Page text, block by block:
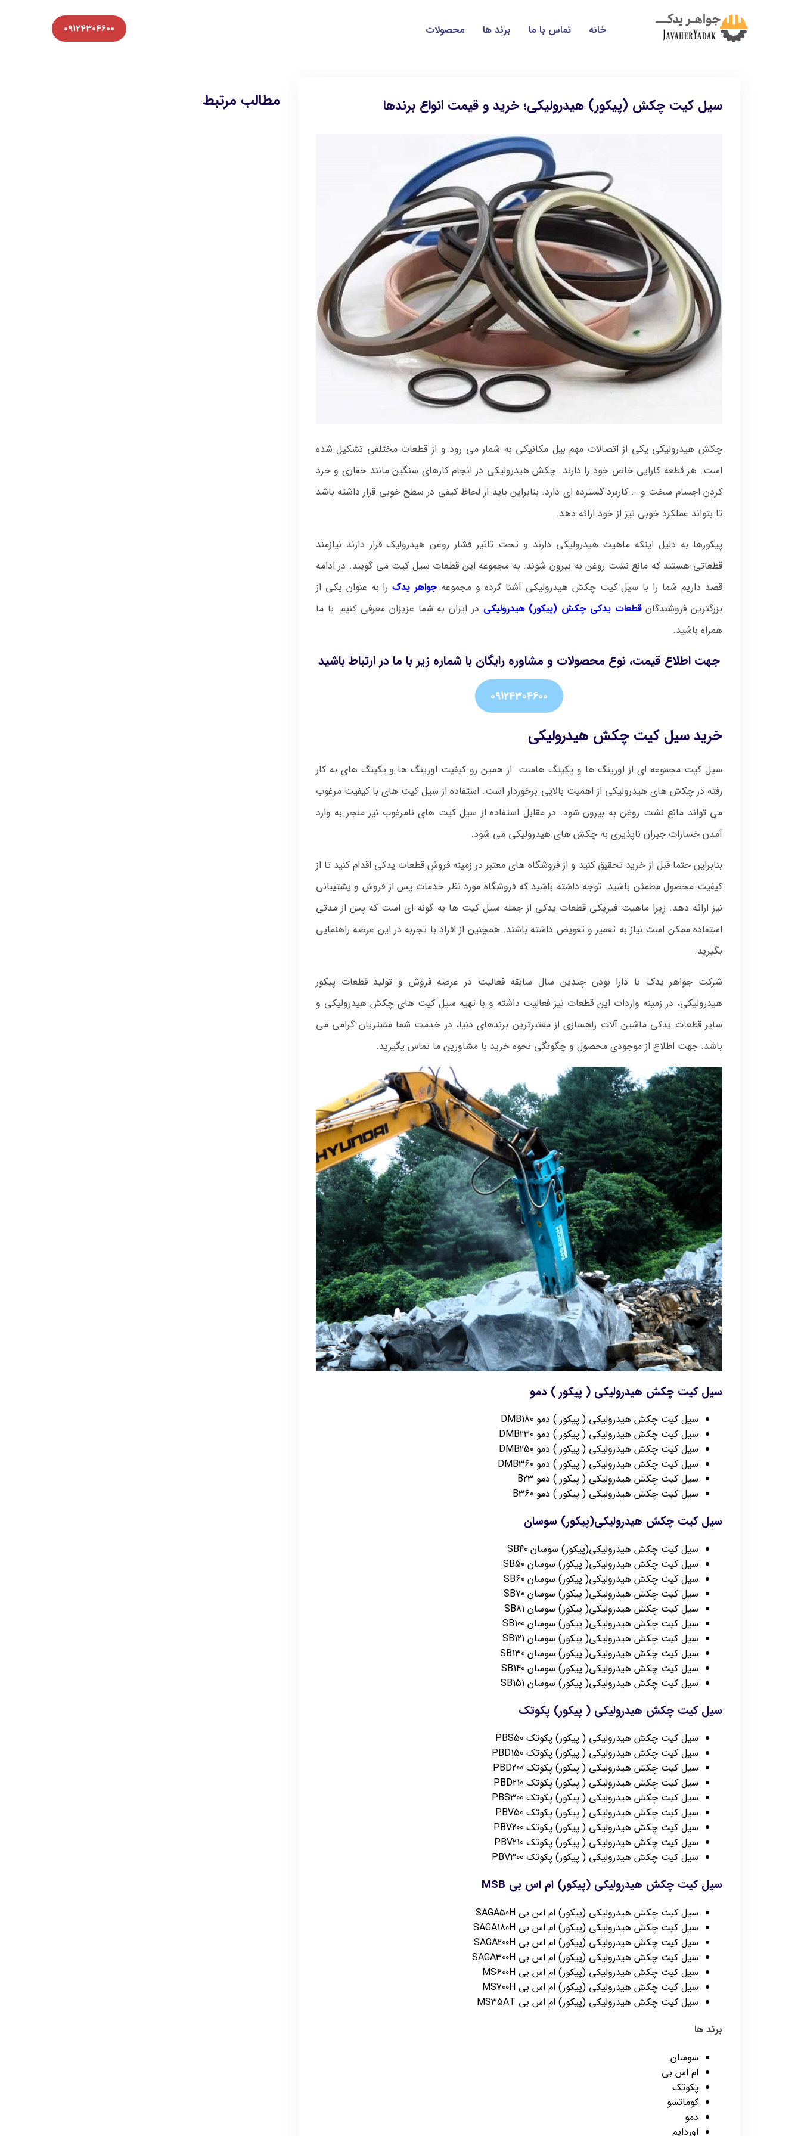
خانه تماس با ما برند ها محصولات 09124304600
سیل کیت چکش (پیکور) هیدرولیکی؛ خرید و قیمت انواع برندها
چکش هیدرولیکی یکی از اتصالات مهم بیل مکانیکی به شمار می رود و از قطعات مختلفی تشکیل شده
است. هر قطعه کارایی خاص خود را دارند. چکش هیدرولیکی در انجام کارهای سنگین مانند حفاری و خرد
کردن اجسام سخت و … کاربرد گسترده ای دارد. بنابراین باید از لحاظ کیفی در سطح خوبی قرار داشته باشد
تا بتواند عملکرد خوبی نیز از خود ارائه دهد.
پیکورها به دلیل اینکه ماهیت هیدرولیکی دارند و تحت تاثیر فشار روغن هیدرولیک قرار دارند نیازمند
قطعاتی هستند که مانع نشت روغن به بیرون شوند. به مجموعه این قطعات سیل کیت می گویند. در ادامه
قصد داریم شما را با سیل کیت چکش هیدرولیکی آشنا کرده و مجموعه جواهر یدکرا به عنوان یکی از
بزرگترین فروشندگانقطعات یدکی چکش (پیکور) هیدرولیکی در ایران به شما عزیزان معرفی کنیم. با ما
همراه باشید.
جهت اطلاع قیمت، نوع محصولات و مشاوره رایگان با شماره زیر با ما در ارتباط باشید
09124304600
خرید سیل کیت چکش هیدرولیکی
سیل کیت مجموعه ای از اورینگ ها و پکینگ هاست. از همین رو کیفیت اورینگ ها و پکینگ های به کار
رفته در چکش های هیدرولیکی از اهمیت بالایی برخوردار است. استفاده از سیل کیت های با کیفیت مرغوب
می تواند مانع نشت روغن به بیرون شود. در مقابل استفاده از سیل کیت های نامرغوب نیز منجر به وارد
آمدن خسارات جبران ناپذیری به چکش های هیدرولیکی می شود.
بنابراین حتما قبل از خرید تحقیق کنید و از فروشگاه های معتبر در زمینه فروش قطعات یدکی اقدام کنید تا از
کیفیت محصول مطمئن باشید. توجه داشته باشید که فروشگاه مورد نظر خدمات پس از فروش و پشتیبانی
نیز ارائه دهد. زیرا ماهیت فیزیکی قطعات یدکی از جمله سیل کیت ها به گونه ای است که پس از مدتی
استفاده ممکن است نیاز به تعمیر و تعویض داشته باشند. همچنین از افراد با تجربه در این عرصه راهنمایی
بگیرید.
شرکت جواهر یدک با دارا بودن چندین سال سابقه فعالیت در عرصه فروش و تولید قطعات پیکور
هیدرولیکی، در زمینه واردات این قطعات نیز فعالیت داشته و با تهیه سیل کیت های چکش هیدرولیکی و
سایر قطعات یدکی ماشین آلات راهسازی از معتبرترین برندهای دنیا، در خدمت شما مشتریان گرامی می
باشد. جهت اطلاع از موجودی محصول و چگونگی نحوه خرید با مشاورین ما تماس یگیرید.
سیل کیت چکش هیدرولیکی ( پیکور ) دمو
سیل کیت چکش هیدرولیکی ( پیکور ) دمو DMB180
سیل کیت چکش هیدرولیکی ( پیکور ) دمو DMB230
سیل کیت چکش هیدرولیکی ( پیکور ) دمو DMB250
سیل کیت چکش هیدرولیکی ( پیکور ) دمو DMB360
سیل کیت چکش هیدرولیکی ( پیکور ) دمو B23
سیل کیت چکش هیدرولیکی ( پیکور ) دمو B360
سیل کیت چکش هیدرولیکی(پیکور) سوسان
سیل کیت چکش هیدرولیکی(پیکور) سوسان SB40
سیل کیت چکش هیدرولیکی( پیکور) سوسان SB50
سیل کیت چکش هیدرولیکی( پیکور) سوسان SB60
سیل کیت چکش هیدرولیکی( پیکور) سوسان SB70
سیل کیت چکش هیدرولیکی( پیکور) سوسان SB81
سیل کیت چکش هیدرولیکی( پیکور) سوسان SB100
سیل کیت چکش هیدرولیکی( پیکور) سوسان SB121
سیل کیت چکش هیدرولیکی( پیکور) سوسان SB130
سیل کیت چکش هیدرولیکی( پیکور) سوسان SB140
سیل کیت چکش هیدرولیکی( پیکور) سوسان SB151
سیل کیت چکش هیدرولیکی ( پیکور) پکوتک
سیل کیت چکش هیدرولیکی ( پیکور) پکوتک PBS50
سیل کیت چکش هیدرولیکی ( پیکور) پکوتک PBD150
سیل کیت چکش هیدرولیکی ( پیکور) پکوتک PBD200
سیل کیت چکش هیدرولیکی ( پیکور) پکوتک PBD210
سیل کیت چکش هیدرولیکی ( پیکور) پکوتک PBS300
سیل کیت چکش هیدرولیکی ( پیکور) پکوتک PBV50
سیل کیت چکش هیدرولیکی ( پیکور) پکوتک PBV200
سیل کیت چکش هیدرولیکی ( پیکور) پکوتک PBV210
سیل کیت چکش هیدرولیکی ( پیکور) پکوتک PBV300
سیل کیت چکش هیدرولیکی (پیکور) ام اس بی MSB
سیل کیت چکش هیدرولیکی (پیکور) ام اس بی SAGA50H
سیل کیت چکش هیدرولیکی (پیکور) ام اس بی SAGA180H
سیل کیت چکش هیدرولیکی (پیکور) ام اس بی SAGA200H
سیل کیت چکش هیدرولیکی (پیکور) ام اس بی SAGA300H
سیل کیت چکش هیدرولیکی (پیکور) ام اس بی MS600H
سیل کیت چکش هیدرولیکی (پیکور) ام اس بی MS700H
سیل کیت چکش هیدرولیکی (پیکور) ام اس بی MS35AT
برند ها
سوسان
ام اس بی
پکوتک
کوماتسو
دمو
اوردایم
مطالب مرتبط